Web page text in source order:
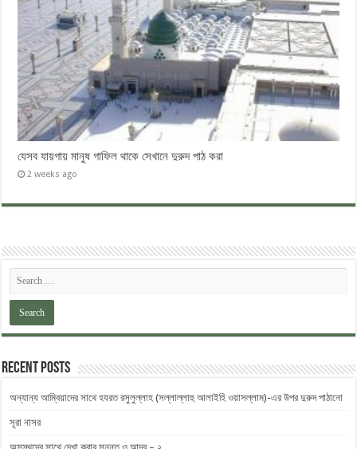
যেসব যায়গায় মানুষ গাফিল থাকে সেখানে দুরুদ পাঠ করা
2 weeks ago
Recent Posts
অন্যান্য আম্বিয়াদের সাথে হযরত রসুলুল্লাহ (সল্লাল্লাহু ‎আলাইহি ওয়াসল্লাম)-এর উপর দুরুদ ‎পাঠানো
সূরা নাসর